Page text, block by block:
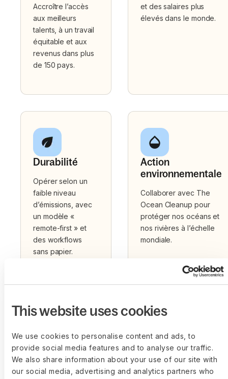
This website uses cookies
We use cookies to personalise content and ads, to
provide social media features and to analyse our traffic.
We also share information about your use of our site with
our social media, advertising and analytics partners who
Accroître l’accès
aux meilleurs
talents, à un travail
équitable et aux
revenus dans plus
de 150 pays.
et des salaires plus
élevés dans le monde.
Durabilité
Opérer selon un
faible niveau
d’émissions, avec
un modèle «
remote-first » et
des workflows
sans papier.
Action
environnementale
Collaborer avec The
Ocean Cleanup pour
protéger nos océans et
nos rivières à l’échelle
mondiale.
Impact
collectif
Équipe et culture
Plus de 6 500